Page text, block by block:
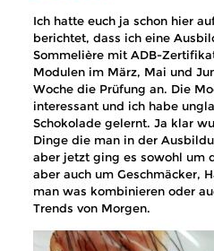
Ich hatte euch ja schon hier
berichtet, dass ich eine
Sommelière mit ADB-
Modulen im März, Mai und
Woche die Prüfung an. Die
interessant und ich habe
Schokolade gelernt. Ja klar
Dinge die man in der
aber jetzt ging es sowohl um
aber auch um Geschmäcker,
man was kombinieren oder
Trends von Morgen.